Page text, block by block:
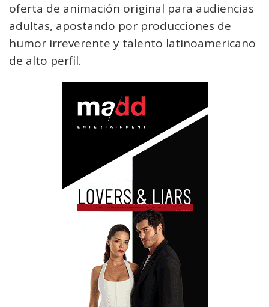
oferta de animación original para audiencias
adultas, apostando por producciones de
humor irreverente y talento latinoamericano
de alto perfil.